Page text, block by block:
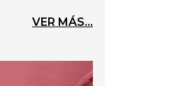
VER MÁS...